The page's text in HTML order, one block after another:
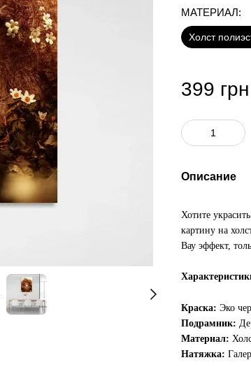
МАТЕРИАЛ:
Холст
399 грн
Описание
Хотите
картину на
Вау эффект,
Краска: Эко
Подрамник:
Материал:
Натяжка: